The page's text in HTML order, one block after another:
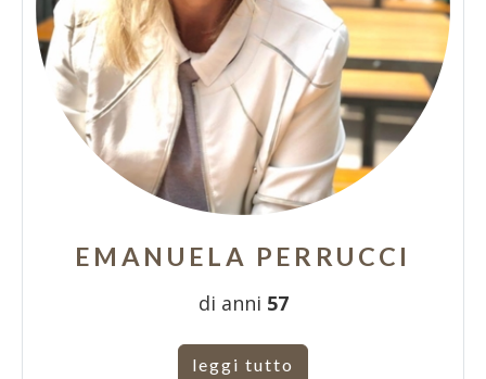
EMANUELA PERRUCCI
di anni 57
leggi tutto